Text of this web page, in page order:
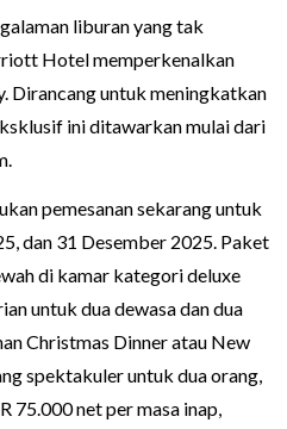
liburan yang tak
Hotel memperkenalkan
Dirancang untuk meningkatkan
ini ditawarkan mulai dari
pemesanan sekarang untuk
dan 31 Desember 2025. Paket
di kamar kategori deluxe
untuk dua dewasa dan dua
Christmas Dinner atau New
spektakuler untuk dua orang,
75.000 net per masa inap,